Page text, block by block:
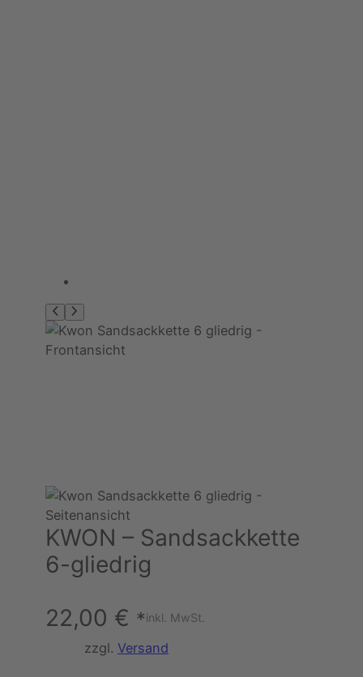
KWON – Sandsackkette
6-gliedrig
22,00 € *inkl. MwSt.
zzgl. Versand